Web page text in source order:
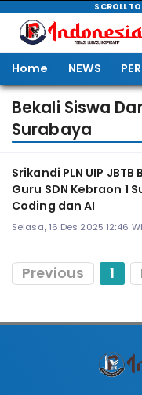
SCROLL
Home NEWS
Bekali Siswa
Surabaya
Srikandi PLN UIP
Guru SDN Kebraon 1
Coding dan AI
Selasa, 16 Des 2025 12:46
Previous 1